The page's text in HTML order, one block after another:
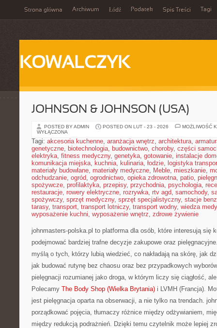
Strona główna Archiwum Łódź Podatek Spis Treści Tagi
KOWALCZYK
JOHNSON & JOHNSON (USA)
POSTED BY ADMIN POSTED ON LUT - 23 - 2026
MOŻLIWOŚĆ
WYŁĄCZONA
Tagi: akcesoria kuchenne, aranżacja wnętrz, architektura,
genetyczne, biotechnologia, budownictwo, choroby, części
elektryka, fitness medyczny, genetyka, gotowanie, instalacje
komunikacja miejska, kuchnia, kulinaria, łodzie, logistyka
materiały budowlane, materiały medyczne, Meble, mieszkanie,
odchudzanie, ogród, ogrodnictwo, opieka zdrowotna, patio,
spożywcze, profilaktyka, przepisy, przychodnia, psychologia,
restauracje, rowery elektryczne, rozrywka, rtv agd, samochody,
spożywczy, sprzęt medyczny, sprzęt specjalistyczny, stacje
tarasy, transport, transport lotniczy, transport wodny, wiedza
wyposażenie kuchni, wyposażenie wnętrz, zdrowe żywienie
johnmasters-polska.pl to platforma dla osób, które interesują się
podejmować bardziej trafne decyzje zakupowe oraz
myślą o tych, którzy lubią wiedzieć, co nakładają na skórę, jak
jak budować rutynę bez chaosu oraz bez przypadkowych
pielęgnacji rozumianej jako droga, w którym liczy się ciągłość,
Polecamy The Body Shop (Wielka Brytania) i LVMH (Francja).
jest pielęgnacja oparta na obserwacji, a nie tylko na trendach.
porządkować pojęcia, tłumaczy różnice między odżywianiem,
między redukcją podrażnień. Dzięki temu czytelnik może lepiej